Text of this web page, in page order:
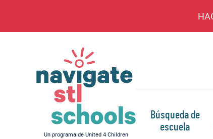
Navegar
Un programa de United 4 Children
Búsqueda de
escuela